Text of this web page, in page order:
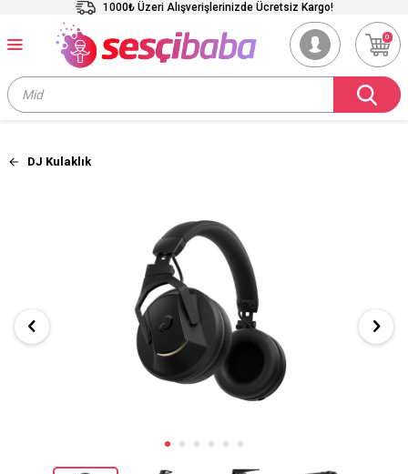
1000₺ Üzeri Alışverişlerinizde Ücretsiz Kargo!
0
DJ Kulaklık